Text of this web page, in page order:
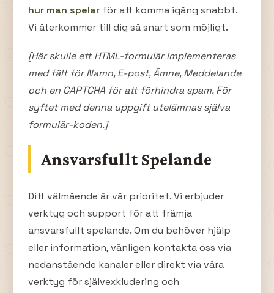
hur man spelar för att komma igång snabbt.
Vi återkommer till dig så snart som möjligt.
[Här skulle ett HTML-formulär implementeras
med fält för Namn, E-post, Ämne, Meddelande
och en CAPTCHA för att förhindra spam. För
syftet med denna uppgift utelämnas själva
formulär-koden.]
Ansvarsfullt Spelande
Ditt välmående är vår prioritet. Vi erbjuder
verktyg och support för att främja
ansvarsfullt spelande. Om du behöver hjälp
eller information, vänligen kontakta oss via
nedanstående kanaler eller direkt via våra
verktyg för självexkludering och